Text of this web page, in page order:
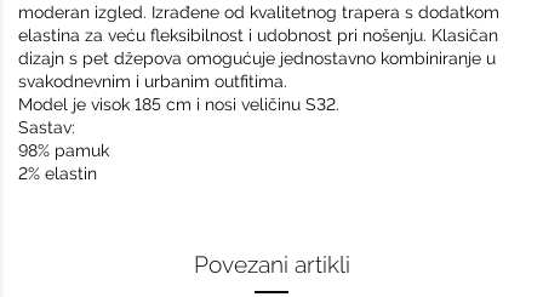
moderan izgled. Izrađene od kvalitetnog trapera s dodatkom
elastina za veću fleksibilnost i udobnost pri nošenju. Klasičan
dizajn s pet džepova omogućuje jednostavno kombiniranje u
svakodnevnim i urbanim outfitima.
Model je visok 185 cm i nosi veličinu S32.
Sastav:
98% pamuk
2% elastin
Povezani artikli